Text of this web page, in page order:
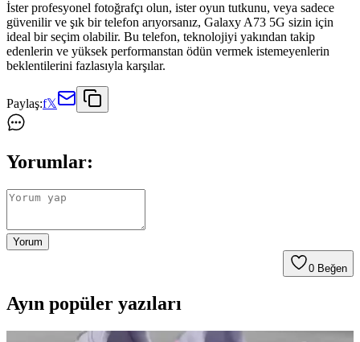
İster profesyonel fotoğrafçı olun, ister oyun tutkunu, veya sadece
güvenilir ve şık bir telefon arıyorsanız, Galaxy A73 5G sizin için
ideal bir seçim olabilir. Bu telefon, teknolojiyi yakından takip
edenlerin ve yüksek performanstan ödün vermek istemeyenlerin
beklentilerini fazlasıyla karşılar.
Paylaş:f𝕏
Yorumlar:
Yorum
0 Beğen
Ayın popüler yazıları